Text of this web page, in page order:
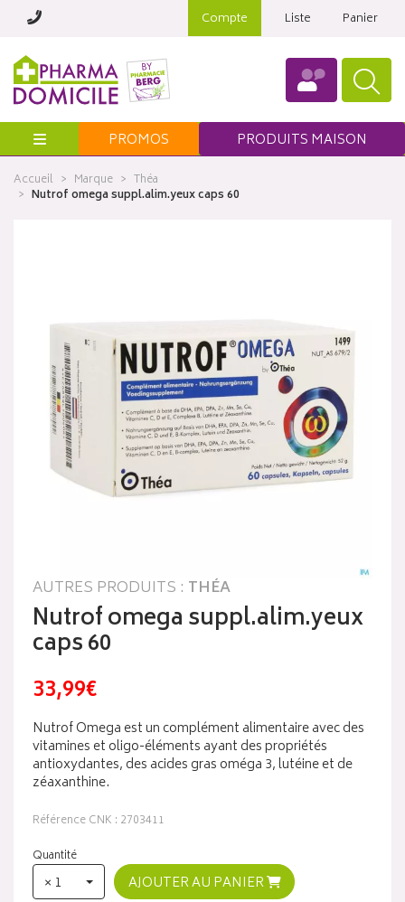
Compte Liste Panier
Menu PROMOS PRODUITS MAISON
Accueil Marque
Théa
Nutrof omega suppl.alim.yeux caps 60
AUTRES PRODUITS : THÉA
Nutrof omega suppl.alim.yeux
caps 60
33,99€
Nutrof Omega est un complément alimentaire avec des
vitamines et oligo-éléments ayant des propriétés
antioxydantes, des acides gras oméga 3, lutéine et de
zéaxanthine.
Référence CNK : 2703411
Quantité
× 1
AJOUTER AU PANIER